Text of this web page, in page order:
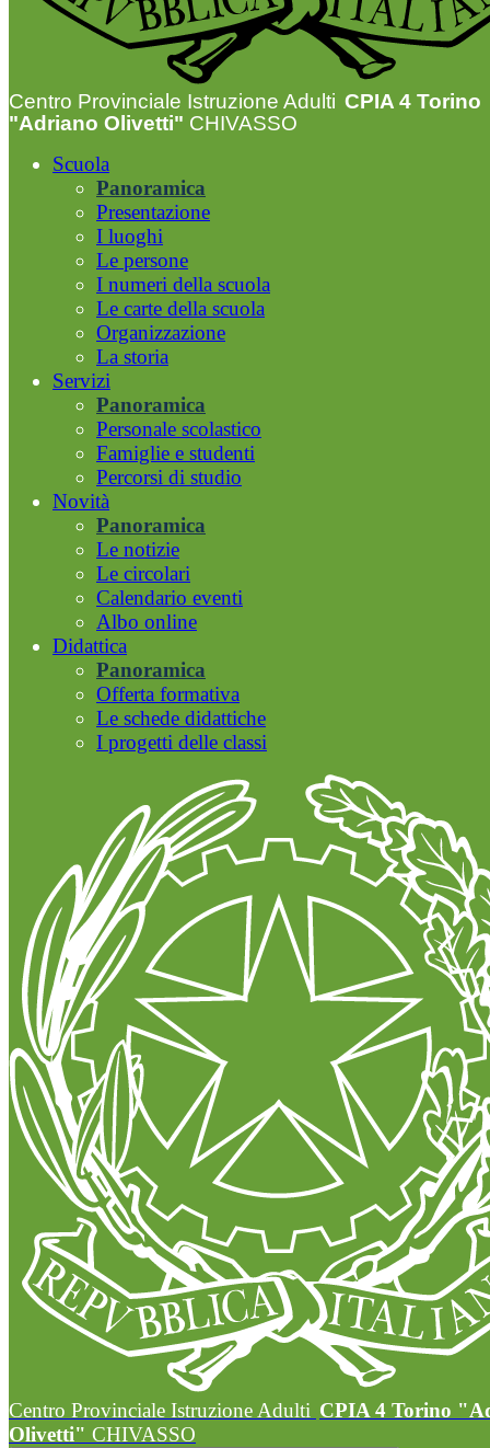
Centro Provinciale Istruzione Adulti CPIA 4 Torino
"Adriano Olivetti" CHIVASSO
Scuola
Panoramica
Presentazione
I luoghi
Le persone
I numeri della scuola
Le carte della scuola
Organizzazione
La storia
Servizi
Panoramica
Personale scolastico
Famiglie e studenti
Percorsi di studio
Novità
Panoramica
Le notizie
Le circolari
Calendario eventi
Albo online
Didattica
Panoramica
Offerta formativa
Le schede didattiche
I progetti delle classi
Centro Provinciale Istruzione Adulti CPIA 4 Torino
Olivetti" CHIVASSO